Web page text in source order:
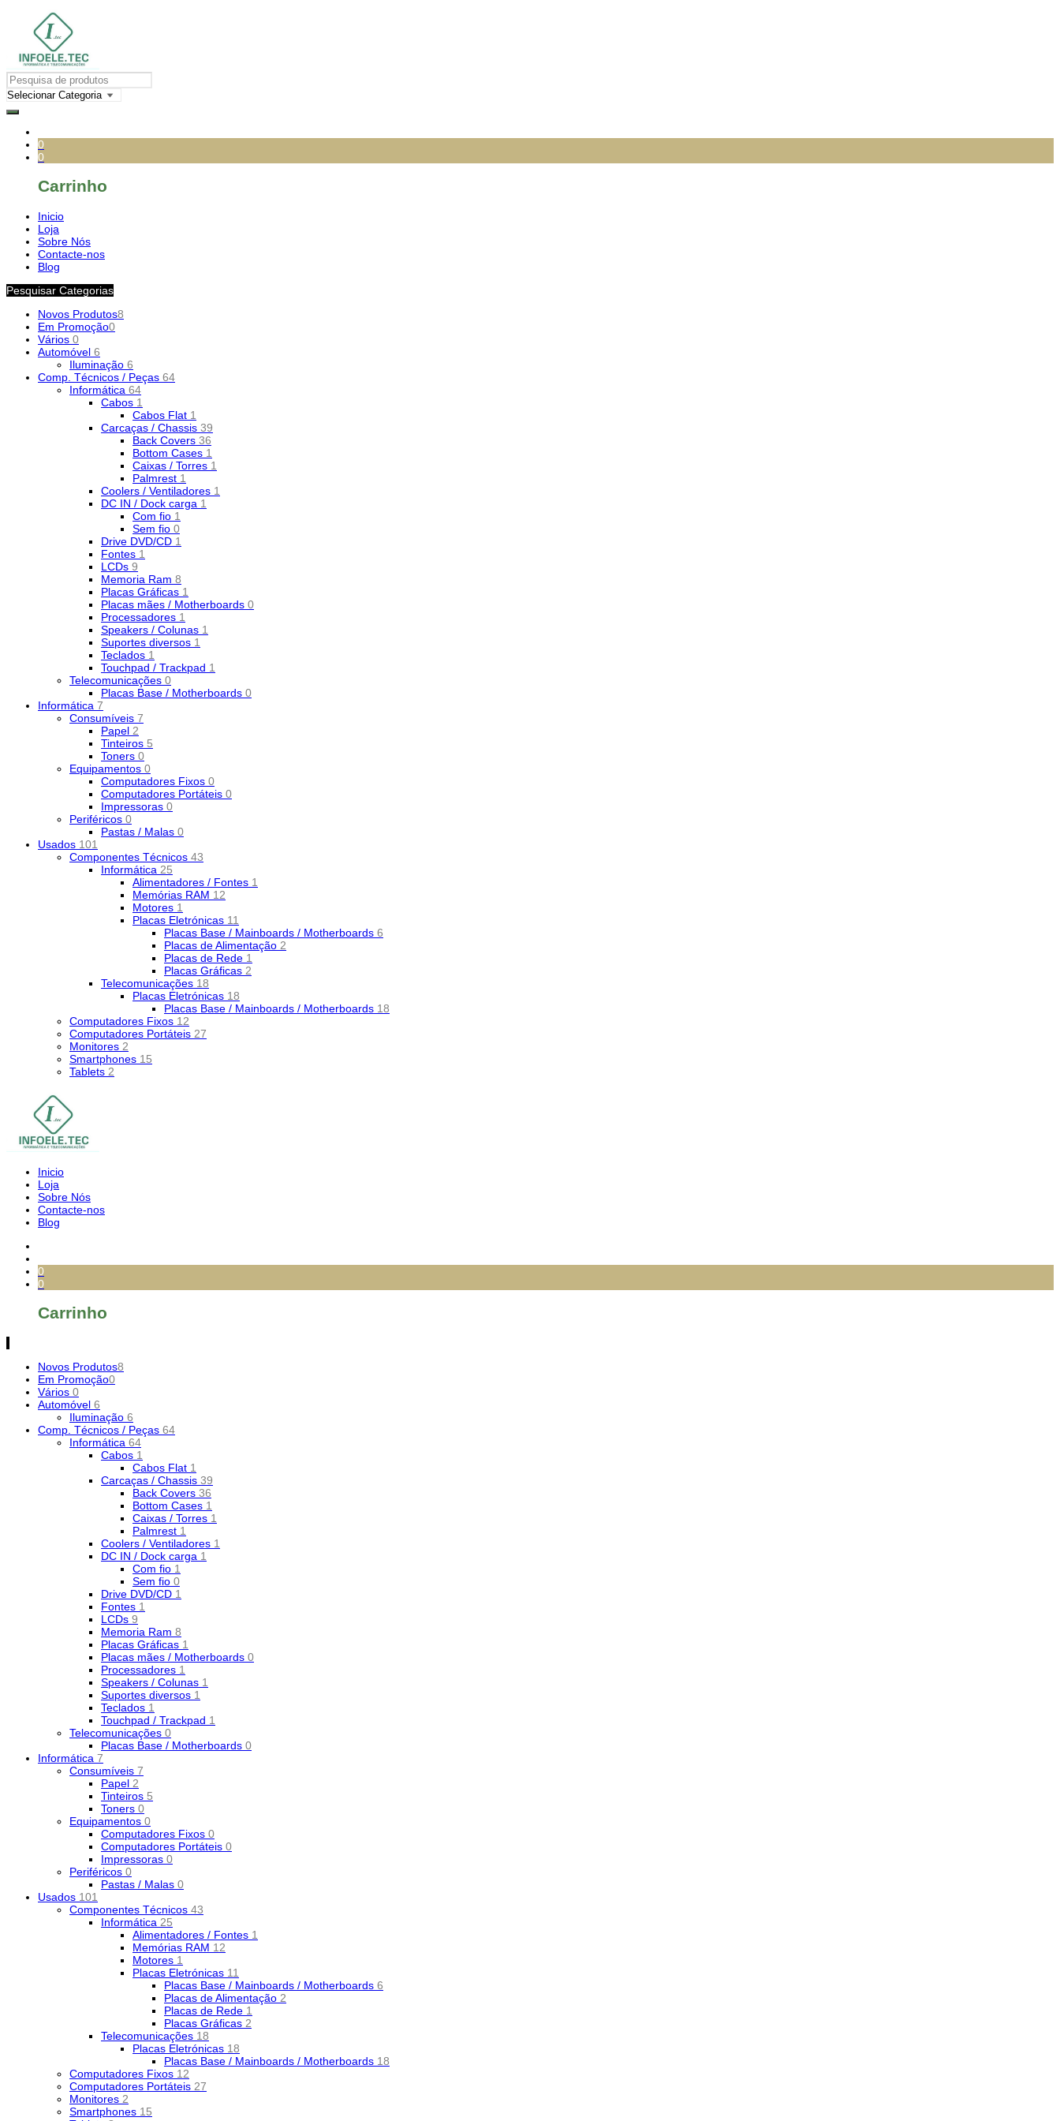
0
0
Carrinho
Inicio
Loja
Sobre Nós
Contacte-nos
Blog
Pesquisar Categorias
Novos Produtos8
Em Promoção0
Vários 0
Automóvel 6
Iluminação 6
Comp. Técnicos / Peças 64
Informática 64
Cabos 1
Cabos Flat 1
Carcaças / Chassis 39
Back Covers 36
Bottom Cases 1
Caixas / Torres 1
Palmrest 1
Coolers / Ventiladores 1
DC IN / Dock carga 1
Com fio 1
Sem fio 0
Drive DVD/CD 1
Fontes 1
LCDs 9
Memoria Ram 8
Placas Gráficas 1
Placas mães / Motherboards 0
Processadores 1
Speakers / Colunas 1
Suportes diversos 1
Teclados 1
Touchpad / Trackpad 1
Telecomunicações 0
Placas Base / Motherboards 0
Informática 7
Consumíveis 7
Papel 2
Tinteiros 5
Toners 0
Equipamentos 0
Computadores Fixos 0
Computadores Portáteis 0
Impressoras 0
Periféricos 0
Pastas / Malas 0
Usados 101
Componentes Técnicos 43
Informática 25
Alimentadores / Fontes 1
Memórias RAM 12
Motores 1
Placas Eletrónicas 11
Placas Base / Mainboards / Motherboards 6
Placas de Alimentação 2
Placas de Rede 1
Placas Gráficas 2
Telecomunicações 18
Placas Eletrónicas 18
Placas Base / Mainboards / Motherboards 18
Computadores Fixos 12
Computadores Portáteis 27
Monitores 2
Smartphones 15
Tablets 2
Inicio
Loja
Sobre Nós
Contacte-nos
Blog
0
0
Carrinho
Novos Produtos8
Em Promoção0
Vários 0
Automóvel 6
Iluminação 6
Comp. Técnicos / Peças 64
Informática 64
Cabos 1
Cabos Flat 1
Carcaças / Chassis 39
Back Covers 36
Bottom Cases 1
Caixas / Torres 1
Palmrest 1
Coolers / Ventiladores 1
DC IN / Dock carga 1
Com fio 1
Sem fio 0
Drive DVD/CD 1
Fontes 1
LCDs 9
Memoria Ram 8
Placas Gráficas 1
Placas mães / Motherboards 0
Processadores 1
Speakers / Colunas 1
Suportes diversos 1
Teclados 1
Touchpad / Trackpad 1
Telecomunicações 0
Placas Base / Motherboards 0
Informática 7
Consumíveis 7
Papel 2
Tinteiros 5
Toners 0
Equipamentos 0
Computadores Fixos 0
Computadores Portáteis 0
Impressoras 0
Periféricos 0
Pastas / Malas 0
Usados 101
Componentes Técnicos 43
Informática 25
Alimentadores / Fontes 1
Memórias RAM 12
Motores 1
Placas Eletrónicas 11
Placas Base / Mainboards / Motherboards 6
Placas de Alimentação 2
Placas de Rede 1
Placas Gráficas 2
Telecomunicações 18
Placas Eletrónicas 18
Placas Base / Mainboards / Motherboards 18
Computadores Fixos 12
Computadores Portáteis 27
Monitores 2
Smartphones 15